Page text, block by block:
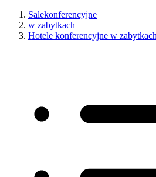
Salekonferencyjne
w zabytkach
Hotele konferencyjne w zabytkach